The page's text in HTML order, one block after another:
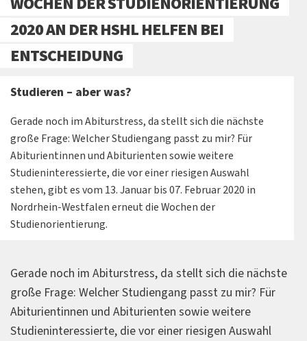
2020 AN DER HSHL HELFEN BEI
ENTSCHEIDUNG
Studieren – aber was?
Gerade noch im Abiturstress, da stellt sich die nächste
große Frage: Welcher Studiengang passt zu mir? Für
Abiturientinnen und Abiturienten sowie weitere
Studieninteressierte, die vor einer riesigen Auswahl
stehen, gibt es vom 13. Januar bis 07. Februar 2020 in
Nordrhein-Westfalen erneut die Wochen der
Studienorientierung.
Gerade noch im Abiturstress, da stellt sich die nächste
große Frage: Welcher Studiengang passt zu mir? Für
Abiturientinnen und Abiturienten sowie weitere
Studieninteressierte, die vor einer riesigen Auswahl